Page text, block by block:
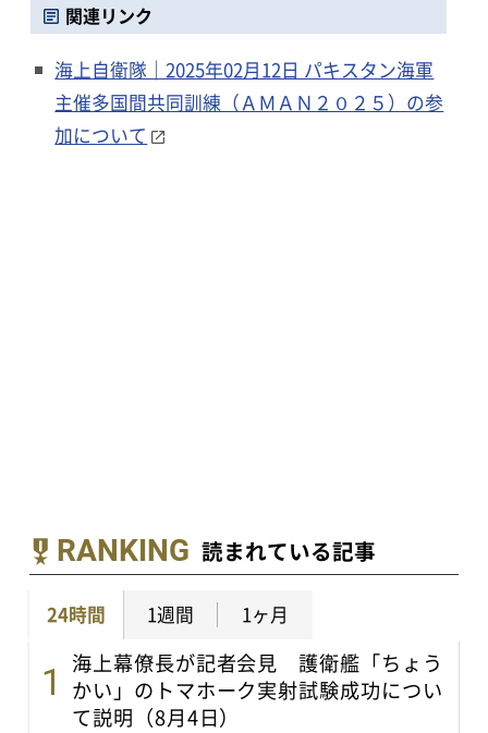
関連リンク
海上自衛隊｜2025年02月12日 パキスタン海軍
主催多国間共同訓練（ＡＭＡＮ２０２５）の参
加について
RANKING 読まれている記事
24時間 1週間 1ヶ月
海上幕僚長が記者会見 護衛艦「ちょう
かい」のトマホーク実射試験成功につい
て説明（8月4日）